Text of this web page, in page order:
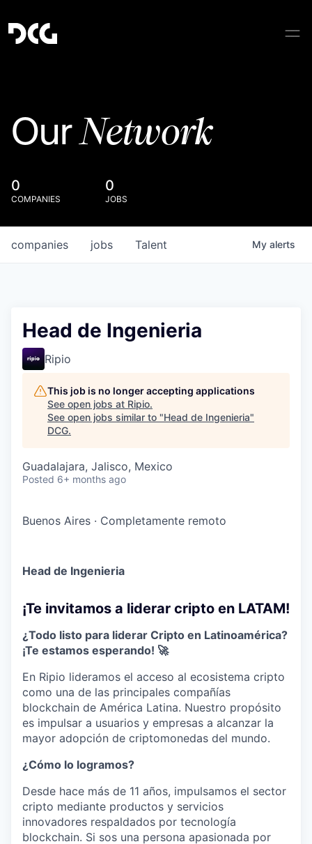
OurNetwork
0
COMPANIES
0
JOBS
jobs
companies Talent My alerts
Head de Ingenieria
Ripio
This job is no longer accepting applications
See open jobs at Ripio.
See open jobs similar to "Head de Ingenieria"
DCG.
Guadalajara, Jalisco, Mexico
Posted 6+ months ago
Buenos Aires · Completamente remoto
Head de Ingenieria
¡Te invitamos a liderar cripto en LATAM!
¿Todo listo para liderar Cripto en Latinoamérica?
¡Te estamos esperando! 🚀
En Ripio lideramos el acceso al ecosistema cripto
como una de las principales compañías
blockchain de América Latina. Nuestro propósito
es impulsar a usuarios y empresas a alcanzar la
mayor adopción de criptomonedas del mundo.
¿Cómo lo logramos?
Desde hace más de 11 años, impulsamos el sector
cripto mediante productos y servicios
innovadores respaldados por tecnología
blockchain. Si sos una persona apasionada por